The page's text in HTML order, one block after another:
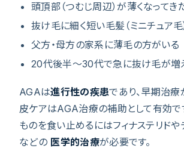
頭頂部（つむじ周辺）が薄くなってき
抜け毛に細く短い毛髪（ミニチュア毛
父方・母方の家系に薄毛の方がいる
20代後半〜30代で急に抜け毛が増
AGAは進行性の疾患であり、早期治療
皮ケアはAGA治療の補助として有効で
ものを食い止めるにはフィナステリドや
などの 医学的治療が必要です。